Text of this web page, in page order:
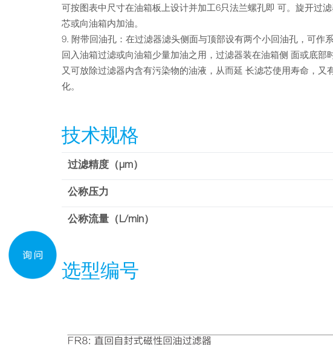
可按图表中尺寸在油箱板上设计并加工6只法兰螺孔即 可。旋开过
芯或向油箱内加油。
9. 附带回油孔：在过滤器滤头侧面与顶部设有两个小回油孔，可作
回入油箱过滤或向油箱少量加油之用，过滤器装在油箱侧 面或底部
又可放除过滤器内含有污染物的油液，从而延 长滤芯使用寿命，又
化。
技术规格
过滤精度（µm）
公称压力
公称流量（L/min）
选型编号